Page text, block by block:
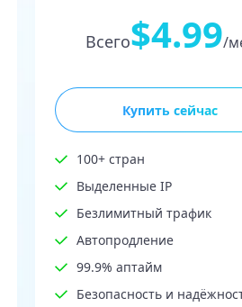
Всего$4.99/
Купить сейчас
100+ стран
Выделенные IP
Безлимитный трафик
Автопродление
99.9% аптайм
Безопасность и